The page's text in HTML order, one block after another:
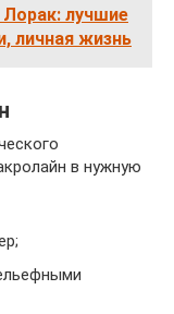
лучшие
личная жизнь
в нужную